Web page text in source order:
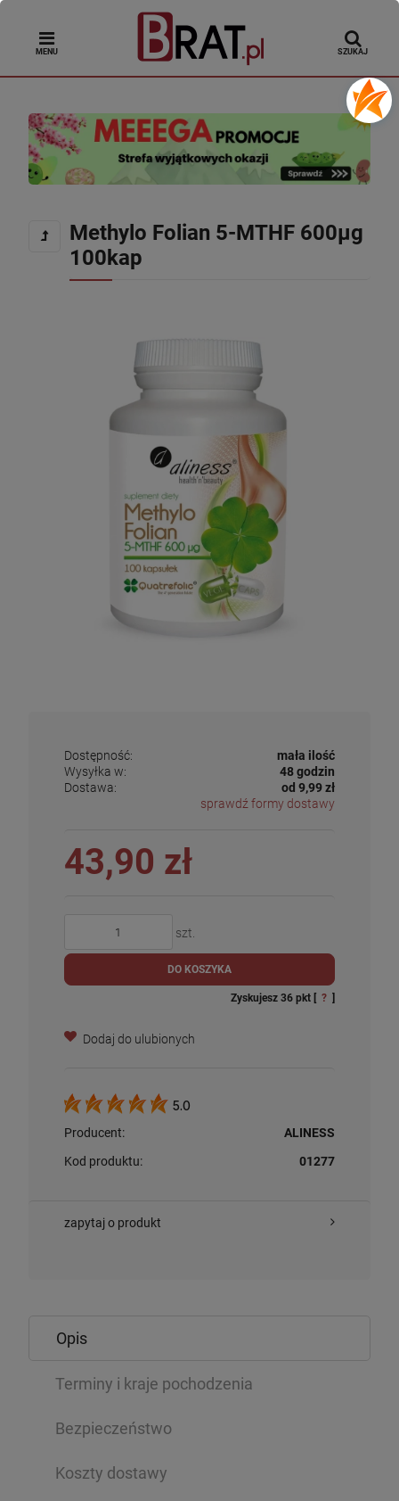
MENU SZUKAJ
Methylo Folian 5-MTHF 600µg
100kap
Dostępność:
mała ilość
Wysyłka w:
48 godzin
Dostawa:
od 9,99 zł
sprawdź formy dostawy
43,90 zł
szt.
DO KOSZYKA
Zyskujesz 36 pkt [ ? ]
Dodaj do ulubionych
5.0
Producent:
ALINESS
Kod produktu:
01277
zapytaj o produkt
Opis
Terminy i kraje pochodzenia
Bezpieczeństwo
Koszty dostawy